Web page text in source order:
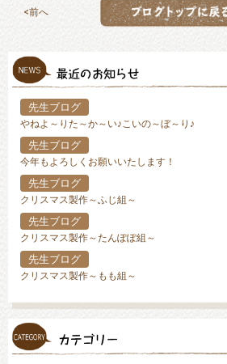
前へ
先生ブログ
やねよ～りた～か～い♪こいの～ぼ～り♪
先生ブログ
今年もよろしくお願いいたします！
先生ブログ
クリスマス製作～ふじ組～
先生ブログ
クリスマス製作～たんぽぽ組～
先生ブログ
クリスマス製作～もも組～